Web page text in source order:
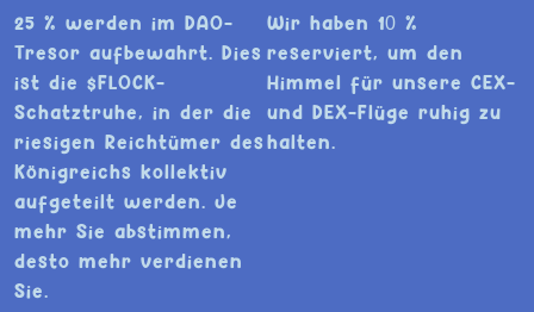
25 % werden im DAO-
Tresor aufbewahrt. Dies
ist die $FLOCK-
Schatztruhe, in der die
riesigen Reichtümer des
Königreichs kollektiv
aufgeteilt werden. Je
mehr Sie abstimmen,
desto mehr verdienen
Sie.
Wir haben 10 %
reserviert, um den
Himmel für unsere CEX-
und DEX-Flüge ruhig zu
halten.